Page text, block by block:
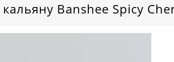
Banshee Spicy